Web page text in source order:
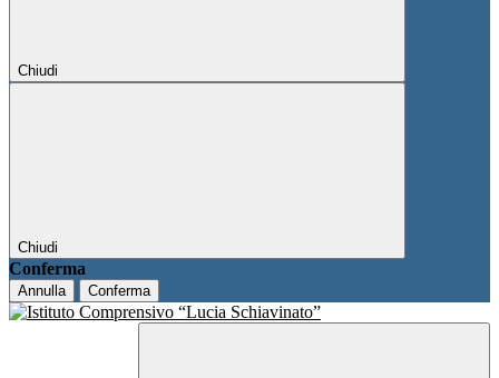
Chiudi
Chiudi
Conferma
Annulla Conferma